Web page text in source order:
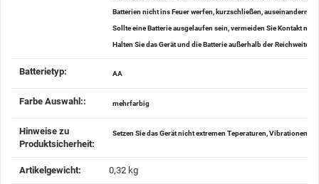
Batterien nicht ins Feuer werfen, kurzschließen,
Sollte eine Batterie ausgelaufen sein, vermeiden Sie Kontakt
Halten Sie das Gerät und die Batterie außerhalb der Reichweite
Batterietyp‍: AA
Farbe Auswahl:‍: mehrfarbig
Hinweise zu
Produktsicherheit‍:
Setzen Sie das Gerät nicht extremen Teperaturen, Vibrationen
Artikelgewicht‍: 0,32 kg